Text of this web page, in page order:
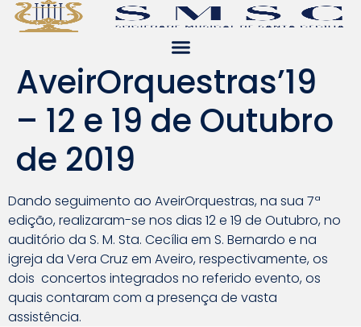
AveirOrquestras’19
– 12 e 19 de Outubro
de 2019
Dando seguimento ao AveirOrquestras, na sua 7ª
edição, realizaram-se nos dias 12 e 19 de Outubro, no
auditório da S. M. Sta. Cecília em S. Bernardo e na
igreja da Vera Cruz em Aveiro, respectivamente, os
dois concertos integrados no referido evento, os
quais contaram com a presença de vasta
assistência.